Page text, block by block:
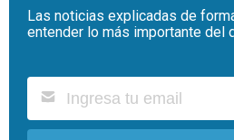
Las noticias explicadas de
entender lo más importante del